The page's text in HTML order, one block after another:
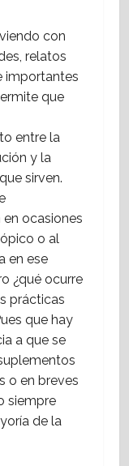
con
relatos
importantes
que
entre la
y la
sirven.
ocasiones
o al
en ese
¿qué ocurre
prácticas
que hay
a que se
o en breves
siempre
de la